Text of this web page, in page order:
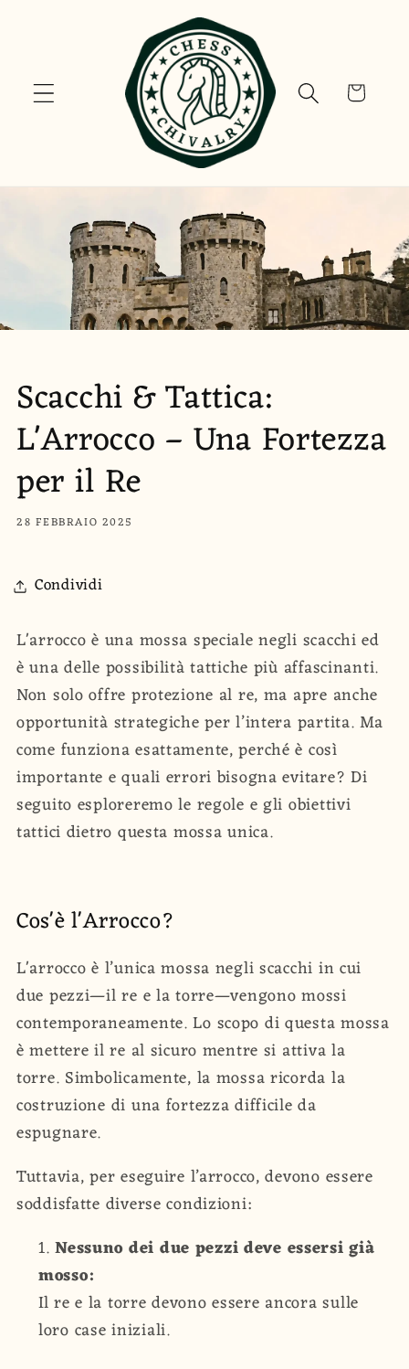
Carrello
Scacchi & Tattica:
L'Arrocco – Una Fortezza
per il Re
28 FEBBRAIO 2025
Condividi
L'arrocco è una mossa speciale negli scacchi ed
è una delle possibilità tattiche più affascinanti.
Non solo offre protezione al re, ma apre anche
opportunità strategiche per l’intera partita. Ma
come funziona esattamente, perché è così
importante e quali errori bisogna evitare? Di
seguito esploreremo le regole e gli obiettivi
tattici dietro questa mossa unica.
Cos'è l'Arrocco?
L'arrocco è l’unica mossa negli scacchi in cui
due pezzi—il re e la torre—vengono mossi
contemporaneamente. Lo scopo di questa mossa
è mettere il re al sicuro mentre si attiva la
torre. Simbolicamente, la mossa ricorda la
costruzione di una fortezza difficile da
espugnare.
Tuttavia, per eseguire l’arrocco, devono essere
soddisfatte diverse condizioni:
Nessuno dei due pezzi deve essersi già
mosso:
Il re e la torre devono essere ancora sulle
loro case iniziali.